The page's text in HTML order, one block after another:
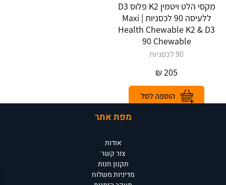
מקסי הלט ויטמין K2 פלוס D3
ללעיסה 90 לכסניות | Maxi
Health Chewable K2 & D3
90 Chewable
90 לכסניות
205
₪
מפת אתר
אודות
צור קשר
תקנון חנות
מדיניות משלוח